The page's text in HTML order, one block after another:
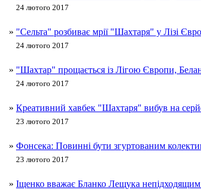
24 лютого 2017
» "Сельта" розбиває мрії "Шахтаря" у Лізі
24 лютого 2017
» "Шахтар" прощається із Лігою Європи,
24 лютого 2017
» Креативний хавбек "Шахтаря" вибув на
23 лютого 2017
» Фонсека: Повинні бути згуртованим
23 лютого 2017
» Іщенко вважає Бланко Лещука